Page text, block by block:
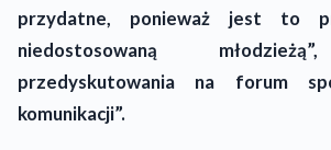
przydatne, ponieważ jest to
niedostosowaną
przedyskutowania na forum
komunikacji”.